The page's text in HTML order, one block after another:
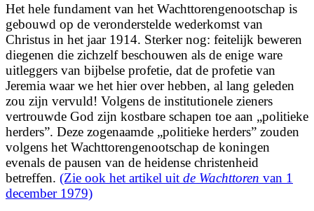
Het hele fundament van het Wachttorengenootschap is
gebouwd op de veronderstelde wederkomst van
Christus in het jaar 1914. Sterker nog: feitelijk beweren
diegenen die zichzelf beschouwen als de enige ware
uitleggers van bijbelse profetie, dat de profetie van
Jeremia waar we het hier over hebben, al lang geleden
zou zijn vervuld! Volgens de institutionele zieners
vertrouwde God zijn kostbare schapen toe aan „politieke
herders”. Deze zogenaamde „politieke herders” zouden
volgens het Wachttorengenootschap de koningen
evenals de pausen van de heidense christenheid
betreffen. (Zie ook het artikel uit de Wachttoren van 1
december 1979)